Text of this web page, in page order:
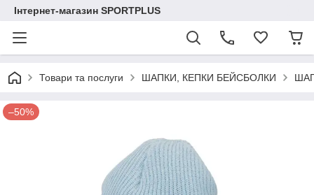
Інтернет-магазин SPORTPLUS
Товари та послуги ШАПКИ, КЕПКИ БЕЙСБОЛКИ
–50%